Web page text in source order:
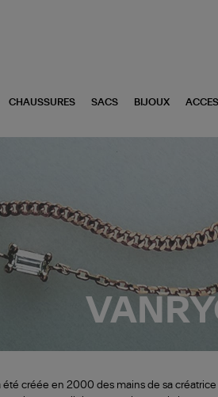
CHAUSSURES SACS BIJOUX
été créée en 2000 des mains de sa